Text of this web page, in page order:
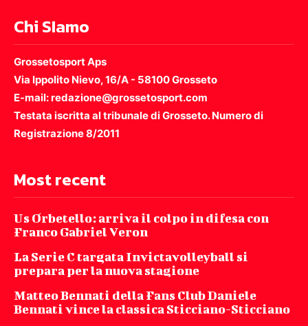
Chi SIamo
Grossetosport Aps
Via Ippolito Nievo, 16/A - 58100 Grosseto
E-mail: redazione@grossetosport.com
Testata iscritta al tribunale di Grosseto. Numero di
Registrazione 8/2011
Most recent
Us Orbetello: arriva il colpo in difesa con
Franco Gabriel Veron
La Serie C targata Invictavolleyball si
prepara per la nuova stagione
Matteo Bennati della Fans Club Daniele
Bennati vince la classica Sticciano-Sticciano